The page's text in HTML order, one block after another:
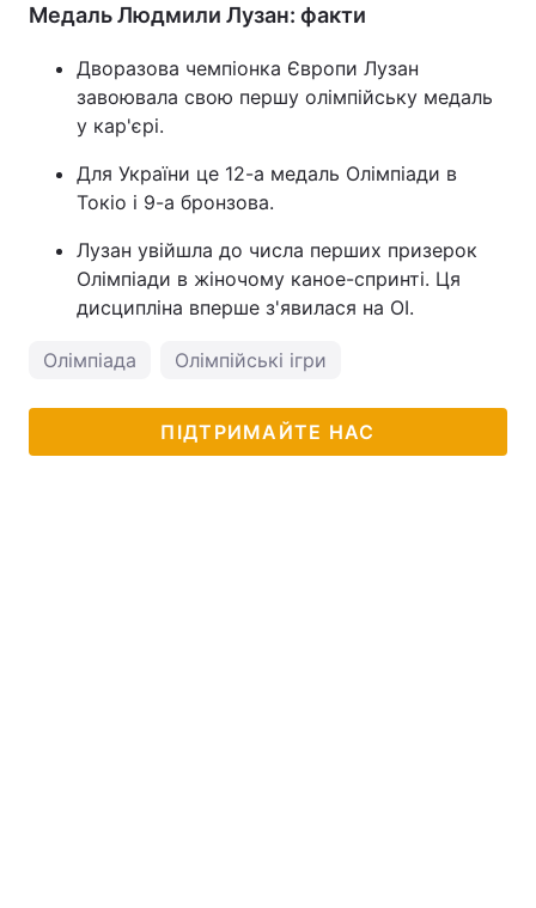
Медаль Людмили Лузан: факти
Дворазова чемпіонка Європи Лузан
завоювала свою першу олімпійську медаль
у кар'єрі.
Для України це 12-а медаль Олімпіади в
Токіо і 9-а бронзова.
Лузан увійшла до числа перших призерок
Олімпіади в жіночому каное-спринті. Ця
дисципліна вперше з'явилася на ОІ.
Олімпіада Олімпійські ігри
ПІДТРИМАЙТЕ НАС